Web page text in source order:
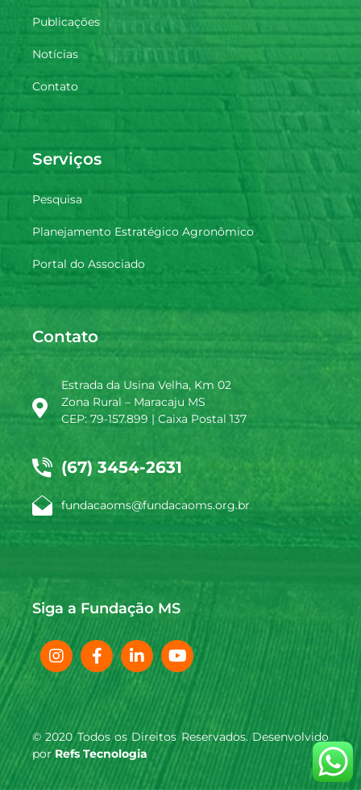
Publicações
Notícias
Contato
Serviços
Pesquisa
Planejamento Estratégico Agronômico
Portal do Associado
Contato
Estrada da Usina Velha, Km 02
Zona Rural – Maracaju MS
CEP: 79-157.899 | Caixa Postal 137
(67) 3454-2631
fundacaoms@fundacaoms.org.br
Siga a Fundação MS
© 2020 Todos os Direitos Reservados. Desenvolvido
porRefs Tecnologia